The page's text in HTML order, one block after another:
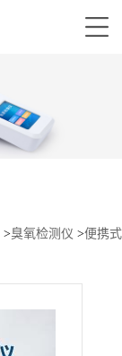
>臭氧检测仪 >便携式